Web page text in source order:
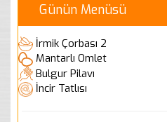
Günün Menüsü
İrmik Çorbası 2
Mantarlı Omlet
Bulgur Pilavı
İncir Tatlısı